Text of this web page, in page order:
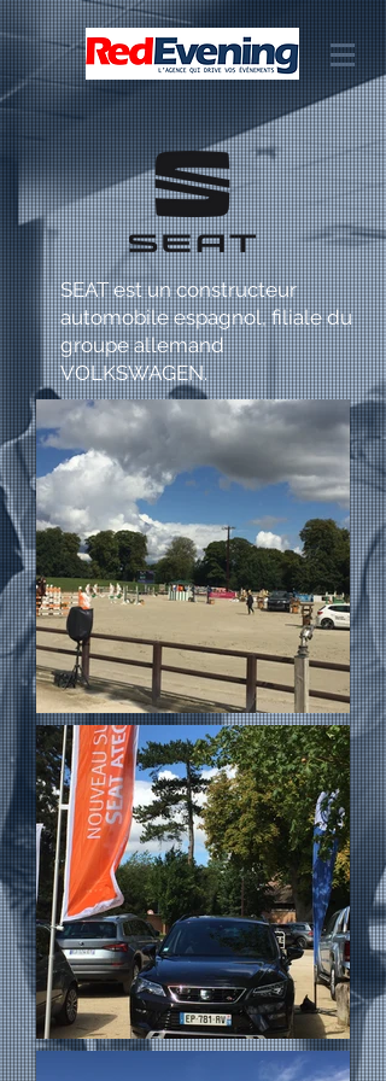
SEAT est un constructeur
automobile espagnol, filiale du
groupe allemand
VOLKSWAGEN.